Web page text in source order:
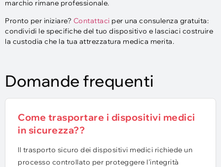
marchio rimane professionale.
Pronto per iniziare? Contattaci per una consulenza gratuita:
condividi le specifiche del tuo dispositivo e lasciaci costruire
la custodia che la tua attrezzatura medica merita.
Domande frequenti
Come trasportare i dispositivi medici
in sicurezza??
Il trasporto sicuro dei dispositivi medici richiede un
processo controllato per proteggere l'integrità